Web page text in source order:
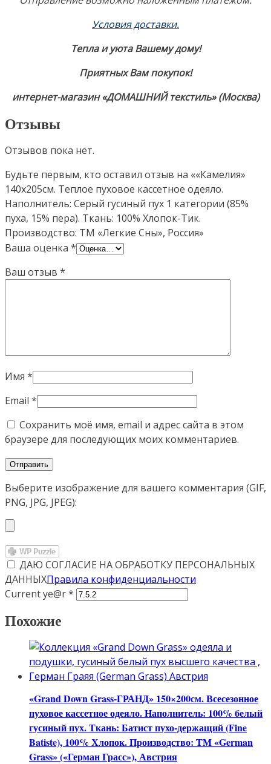
Условия доставки.
Тепла и уюта Вашему дому!
Приятных Вам покупок!
интернет-магазин «ДОМАШНИЙ текстиль» (Москва)
Отзывы
Отзывов пока нет.
Будьте первым, кто оставил отзыв на ««Камелия»
140х205см. Теплое пуховое кассетное одеяло.
Наполнитель: Серый гусиный пух 1 категории (85%
пуха, 15% пера). Ткань: 100% Хлопок-Тик.
Производство: ТМ «Легкие Сны», Россия»
Ваша оценка *
Ваш отзыв *
Имя *
Email *
Сохранить моё имя, email и адрес сайта в этом
браузере для последующих моих комментариев.
Выберите изображение для вашего комментария (GIF,
PNG, JPG, JPEG):
ДАЮ СОГЛАСИЕ НА ОБРАБОТКУ ПЕРСОНАЛЬНЫХ
ДАННЫХПравила конфиденциальности
Current ye@r*
Похожие
«Grand Down Grass-ГРАНД» 150×200см. Всесезонное
пуховое кассетное одеяло. Наполнитель: 100% белый
гусиный пух. Ткань: Батист пухо-держащий (Fine
Batiste), 100% Хлопок. Производство: ТМ «German
Grass» («Герман Грасс»), Австрия